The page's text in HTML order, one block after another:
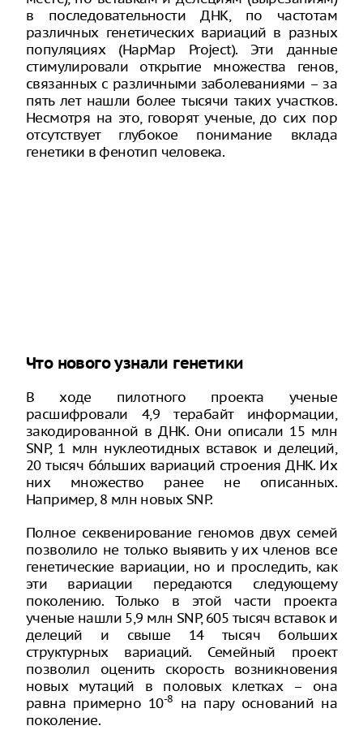
в последовательности ДНК, по частотам
различных генетических вариаций в разных
популяциях (HapMap Project). Эти данные
стимулировали открытие множества генов,
связанных с различными заболеваниями – за
пять лет нашли более тысячи таких участков.
Несмотря на это, говорят ученые, до сих пор
отсутствует глубокое понимание вклада
генетики в фенотип человека.
Что нового узнали генетики
В ходе пилотного проекта ученые
расшифровали 4,9 терабайт информации,
закодированной в ДНК. Они описали 15 млн
SNP, 1 млн нуклеотидных вставок и делеций,
20 тысяч бóльших вариаций строения ДНК. Их
них множество ранее не описанных.
Например, 8 млн новых SNP.
Полное секвенирование геномов двух семей
позволило не только выявить у их членов все
генетические вариации, но и проследить, как
эти вариации передаются следующему
поколению. Только в этой части проекта
ученые нашли 5,9 млн SNP, 605 тысяч вставок и
делеций и свыше 14 тысяч больших
структурных вариаций. Семейный проект
позволил оценить скорость возникновения
новых мутаций в половых клетках – она
равна примерно 10-8
на пару оснований на
поколение.